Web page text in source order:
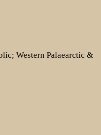
Western Palaearctic &